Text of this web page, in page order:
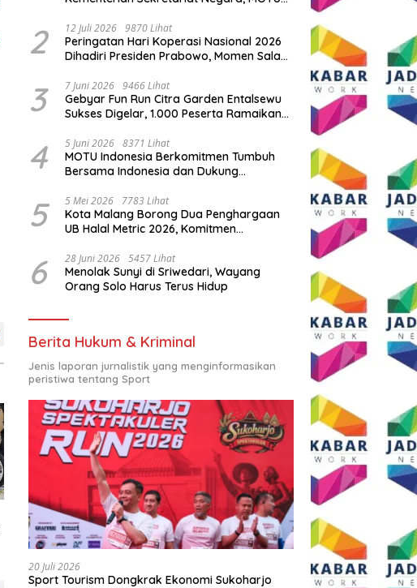
Indonesia
2 12 Juli 2026 9870 Lihat
Peringatan Hari Koperasi Nasional 2026
Dihadiri Presiden Prabowo, Momen Salam
3 7 Juni 2026 9466 Lihat
Gebyar Fun Run Citra Garden Entalsewu
Sukses Digelar, 1.000 Peserta Ramaikan
4 5 Juni 2026 8371 Lihat
MOTU Indonesia Berkomitmen Tumbuh
Bersama Indonesia dan Dukung
5 5 Mei 2026 7783 Lihat
Kota Malang Borong Dua Penghargaan
UB Halal Metric 2026, Komitmen
6 28 Juni 2026 5457 Lihat
Menolak Sunyi di Sriwedari, Wayang
Orang Solo Harus Terus Hidup
Berita Hukum & Kriminal
Jenis laporan jurnalistik yang menginformasikan
peristiwa tentang Sport
20 Juli 2026
Sport Tourism Dongkrak Ekonomi Sukoharjo